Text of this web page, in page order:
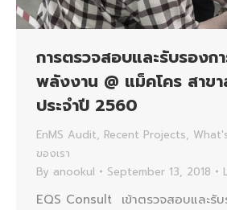
การตรวจสอบและรับรองก
พลังงาน @ แม็คโคร สาขา
ประจำปี 2560
EnMS Audit, Recent Projects,
ของเรา
By anookul September 13, 2018
EQS Consult เข้าตรวจสอบและรั